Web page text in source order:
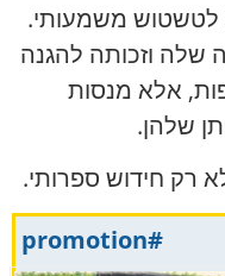
לטשטוש משמעותי.
שלה וזכותה להגנה
אלא מנסות
שלהן.
רק חידוש ספרותי.
#promotion